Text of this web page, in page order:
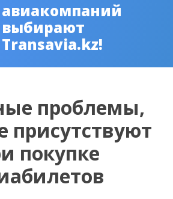
авиакомпаний
выбирают
Transavia.kz!
проблемы,
присутствуют
покупке